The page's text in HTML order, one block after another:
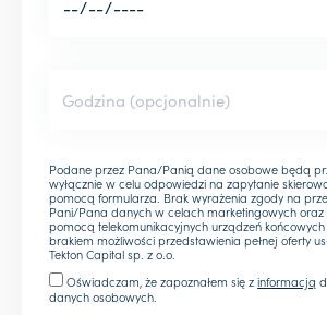
Podane przez Pana/Panią dane osobowe będą
wyłącznie w celu odpowiedzi na zapytanie
pomocą formularza. Brak wyrażenia zgody na
Pani/Pana danych w celach marketingowych oraz
pomocą telekomunikacyjnych urządzeń
brakiem możliwości przedstawienia pełnej oferty
Tekton Capital sp. z o.o.
Oświadczam, że zapoznałem się zinformacją
danych osobowych.